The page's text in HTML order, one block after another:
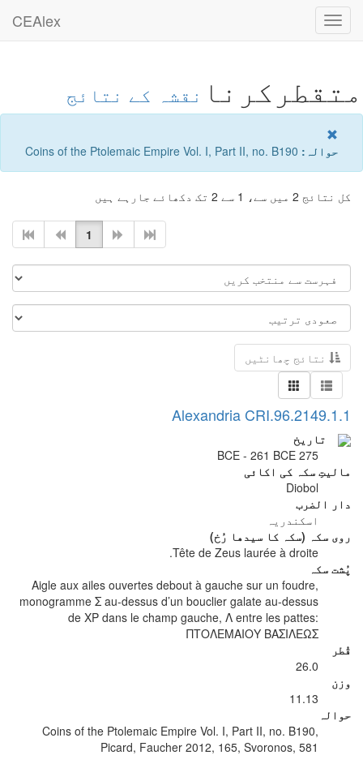
Toggle
navigation
CEAlex
متقطرکرنا نقشہ کے نتائج
حوالہ: Coins of the Ptolemaic Empire Vol. I, Part II, no. B190
کل نتائج 2 میں سے، 1 سے 2 تک دکھائے جارہے ہیں
1
نتائج چھانٹیں
Alexandria CRI.96.2149.1.1
تاریخ
275 BCE - 261 BCE
مالیتِ سکہ کی اکائی
Diobol
دار الضرب
اسکندریہ
روی سکہ (سکہ کا سیدھا رُخ)
Tête de Zeus laurée à droite.
پُشت سکہ
Aigle aux ailes ouvertes debout à gauche sur un foudre,
monogramme Σ au-dessus d’un bouclier galate au-dessus
de XP dans le champ gauche, Λ entre les pattes:
ΠΤΟΛΕΜΑΙΟΥ ΒΑΣΙΛΕΩΣ
قُطر
26.0
وزن
11.13
حوالہ
Coins of the Ptolemaic Empire Vol. I, Part II, no. B190,
Picard, Faucher 2012, 165, Svoronos, 581